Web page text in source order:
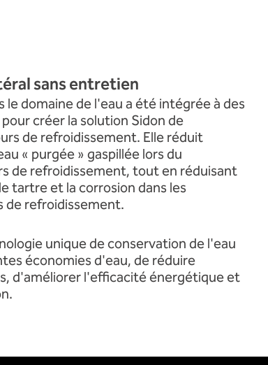
sans entretien
domaine de l'eau a étéintégrée à des
créer la solution Sidon de
de refroidissement. Elle réduit
« purgée » gaspillée lors du
de refroidissement, tout en réduisant
tartre et la corrosion dans les
de refroidissement.
unique de conservation de l'eau
économies d'eau, de réduire
d'améliorer l'efficacité énergétique et